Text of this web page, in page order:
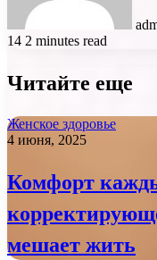
14 2 minutes read
Читайте еще
Женское здоровье
4 июня, 2025
Комфорт
мешает жить